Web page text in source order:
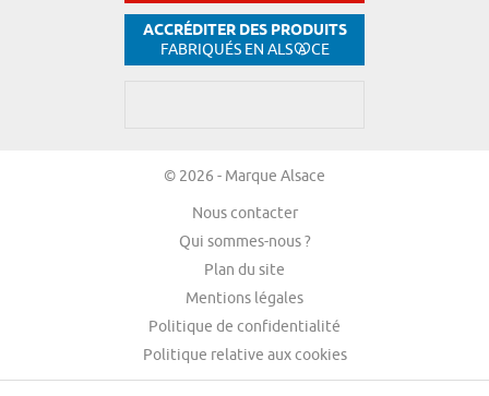
ACCRÉDITER DES PRODUITS
FABRIQUÉS EN ALS CE
© 2026 - Marque Alsace
Nous contacter
Qui sommes-nous ?
Plan du site
Mentions légales
Politique de confidentialité
Politique relative aux cookies